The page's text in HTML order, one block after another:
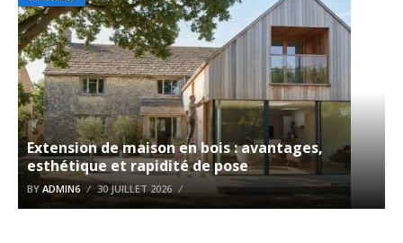
Extension de maison en bois : avantages,
esthétique et rapidité de pose
BY ADMIN6 30 JUILLET 2026